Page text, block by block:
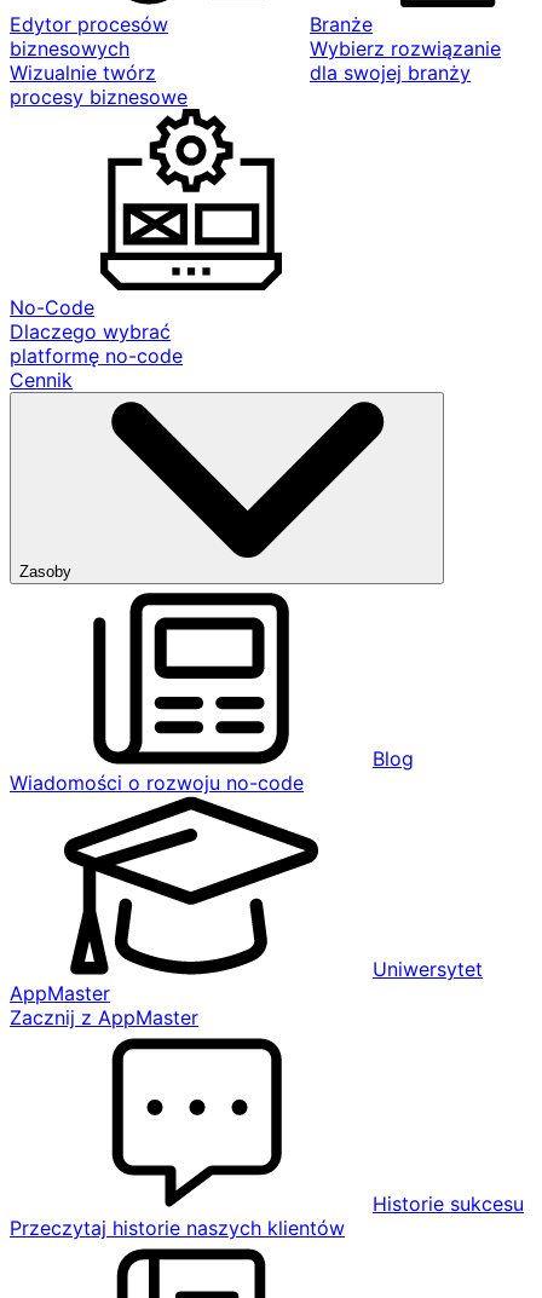
Edytor procesów
biznesowych
Wizualnie twórz
procesy biznesowe
Branże
Wybierz rozwiązanie
dla swojej branży
No-Code
Dlaczego wybrać
platformę no-code
Cennik
Zasoby
Blog
Wiadomości o rozwoju no-code
Uniwersytet
AppMaster
Zacznij z AppMaster
Historie sukcesu
Przeczytaj historie naszych klientów